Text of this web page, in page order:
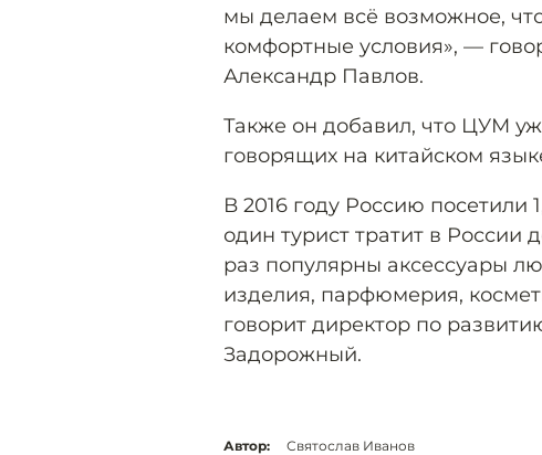
мы делаем всё возможное,
комфортные условия», —
Александр Павлов.
Также он добавил, что ЦУМ
говорящих на китайском
В 2016 году Россию посетили
один турист тратит в России
раз популярны аксессуары
изделия, парфюмерия,
говорит директор по
Задорожный.
Автор: Святослав Иванов